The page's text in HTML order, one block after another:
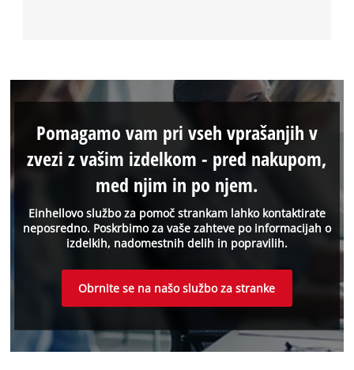
Einhellovo službo za pomoč strankam lahko kontaktirate
neposredno. Poskrbimo za vaše zahteve po informacijah o
izdelkih, nadomestnih delih in popravilih.
Pomagamo vam pri vseh vprašanjih v
zvezi z vašim izdelkom - pred nakupom,
med njim in po njem.
Obrnite se na našo službo za stranke